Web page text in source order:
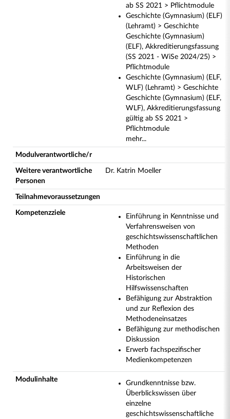
ab SS 2021 > Pflichtmodule
Geschichte (Gymnasium) (ELF)
(Lehramt) > Geschichte
Geschichte (Gymnasium)
(ELF), Akkreditierungsfassung
(SS 2021 - WiSe 2024/25) >
Pflichtmodule
Geschichte (Gymnasium) (ELF,
WLF) (Lehramt) > Geschichte
Geschichte (Gymnasium) (ELF,
WLF), Akkreditierungsfassung
gültig ab SS 2021 >
Pflichtmodule
mehr...
Modulverantwortliche/r
Weitere verantwortliche
Personen
Dr. Katrin Moeller
Teilnahmevoraussetzungen
Kompetenzziele
Einführung in Kenntnisse und
Verfahrensweisen von
geschichtswissenschaftlichen
Methoden
Einführung in die
Arbeitsweisen der
Historischen
Hilfswissenschaften
Befähigung zur Abstraktion
und zur Reflexion des
Methodeneinsatzes
Befähigung zur methodischen
Diskussion
Erwerb fachspezifischer
Medienkompetenzen
Modulinhalte
Grundkenntnisse bzw.
Überblickswissen über
einzelne
geschichtswissenschaftliche